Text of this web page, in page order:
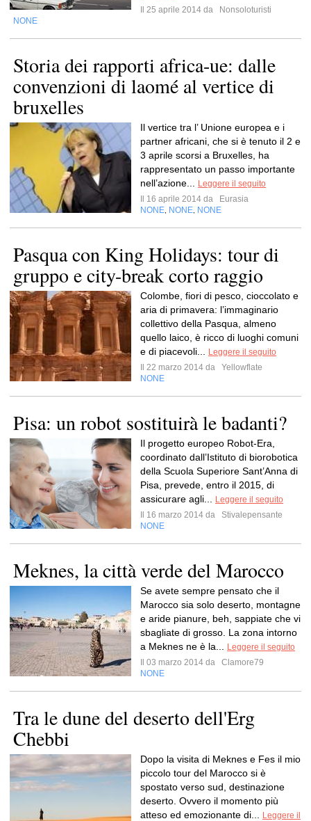
Il 25 aprile 2014 da
Nonsoloturisti
NONE
Storia dei rapporti africa-ue: dalle
convenzioni di laomé al vertice di
bruxelles
Il vertice tra l’ Unione europea e i
partner africani, che si è tenuto il 2 e
3 aprile scorsi a Bruxelles, ha
rappresentato un passo importante
nell’azione...
Leggere il seguito
Il 16 aprile 2014 da
Eurasia
NONE NONE NONE
Pasqua con King Holidays: tour di
gruppo e city-break corto raggio
Colombe, fiori di pesco, cioccolato e
aria di primavera: l’immaginario
collettivo della Pasqua, almeno
quello laico, è ricco di luoghi comuni
e di piacevoli...
Leggere il seguito
Il 22 marzo 2014 da
Yellowflate
NONE
Pisa: un robot sostituirà le badanti?
Il progetto europeo Robot-Era,
coordinato dall’Istituto di biorobotica
della Scuola Superiore Sant’Anna di
Pisa, prevede, entro il 2015, di
assicurare agli...
Leggere il seguito
Il 16 marzo 2014 da
Stivalepensante
NONE
Meknes, la città verde del Marocco
Se avete sempre pensato che il
Marocco sia solo deserto, montagne
e aride pianure, beh, sappiate che vi
sbagliate di grosso. La zona intorno
a Meknes ne è la...
Leggere il seguito
Il 03 marzo 2014 da
Clamore79
NONE
Tra le dune del deserto dell'Erg
Chebbi
Dopo la visita di Meknes e Fes il mio
piccolo tour del Marocco si è
spostato verso sud, destinazione
deserto. Ovvero il momento più
atteso ed emozionante di...
Leggere il